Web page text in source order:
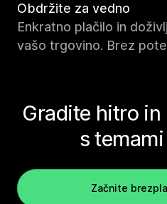
Obdržite za vedno
Enkratno plačilo in
vašo trgovino. Brez
Gradite hitro
s
Začnite